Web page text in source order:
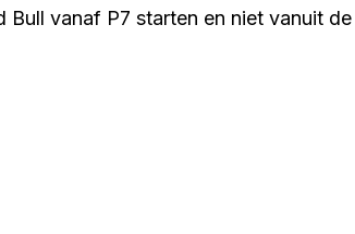
vanaf P7 starten en niet vanuit de